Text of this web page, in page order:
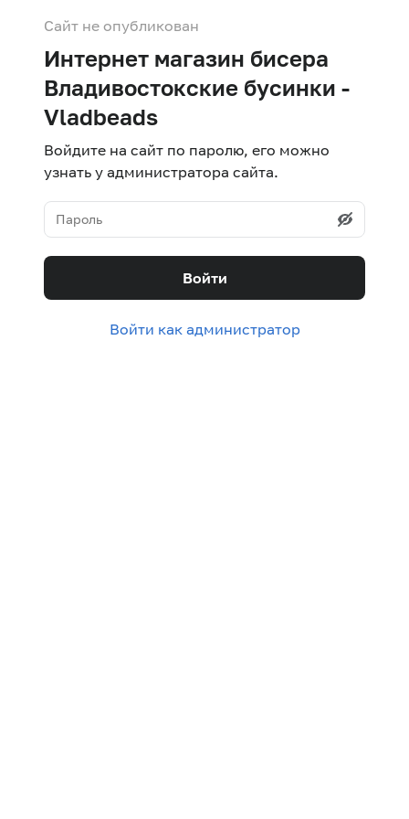
Сайт не опубликован
Интернет магазин бисера
Владивостокские бусинки -
Vladbeads
Войдите на сайт по паролю, его можно
узнать у администратора сайта.
Войти
Войти как администратор